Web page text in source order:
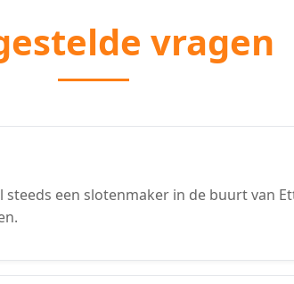
vragen
een slotenmaker in de buurt van